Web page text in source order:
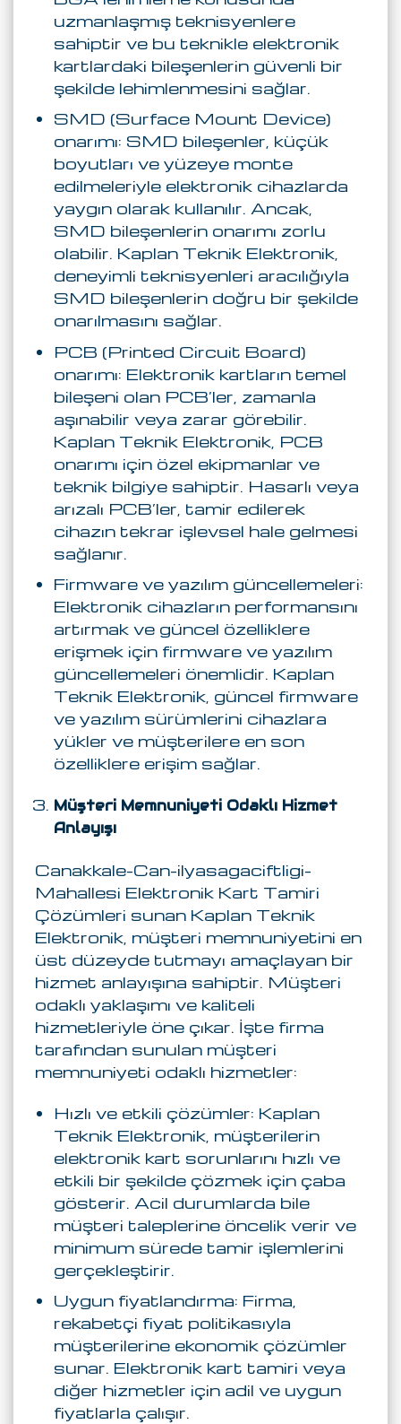
uzmanlaşmış teknisyenlere
sahiptir ve bu teknikle elektronik
kartlardaki bileşenlerin güvenli bir
şekilde lehimlenmesini sağlar.
SMD (Surface Mount Device)
onarımı: SMD bileşenler, küçük
boyutları ve yüzeye monte
edilmeleriyle elektronik cihazlarda
yaygın olarak kullanılır. Ancak,
SMD bileşenlerin onarımı zorlu
olabilir. Kaplan Teknik Elektronik,
deneyimli teknisyenleri aracılığıyla
SMD bileşenlerin doğru bir şekilde
onarılmasını sağlar.
PCB (Printed Circuit Board)
onarımı: Elektronik kartların temel
bileşeni olan PCB’ler, zamanla
aşınabilir veya zarar görebilir.
Kaplan Teknik Elektronik, PCB
onarımı için özel ekipmanlar ve
teknik bilgiye sahiptir. Hasarlı veya
arızalı PCB’ler, tamir edilerek
cihazın tekrar işlevsel hale gelmesi
sağlanır.
Firmware ve yazılım güncellemeleri:
Elektronik cihazların performansını
artırmak ve güncel özelliklere
erişmek için firmware ve yazılım
güncellemeleri önemlidir. Kaplan
Teknik Elektronik, güncel firmware
ve yazılım sürümlerini cihazlara
yükler ve müşterilere en son
özelliklere erişim sağlar.
Müşteri Memnuniyeti Odaklı Hizmet
Anlayışı
Canakkale-Can-ilyasagaciftligi-
Mahallesi Elektronik Kart Tamiri
Çözümleri sunan Kaplan Teknik
Elektronik, müşteri memnuniyetini en
üst düzeyde tutmayı amaçlayan bir
hizmet anlayışına sahiptir. Müşteri
odaklı yaklaşımı ve kaliteli
hizmetleriyle öne çıkar. İşte firma
tarafından sunulan müşteri
memnuniyeti odaklı hizmetler:
Hızlı ve etkili çözümler: Kaplan
Teknik Elektronik, müşterilerin
elektronik kart sorunlarını hızlı ve
etkili bir şekilde çözmek için çaba
gösterir. Acil durumlarda bile
müşteri taleplerine öncelik verir ve
minimum sürede tamir işlemlerini
gerçekleştirir.
Uygun fiyatlandırma: Firma,
rekabetçi fiyat politikasıyla
müşterilerine ekonomik çözümler
sunar. Elektronik kart tamiri veya
diğer hizmetler için adil ve uygun
fiyatlarla çalışır.